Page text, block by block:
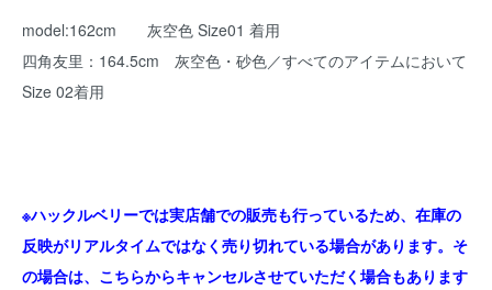
model:162cm 灰空色 Size01 着用
四角友里：164.5cm 灰空色・砂色／すべてのアイテムにおいて
Size 02着用
※ハックルベリーでは実店舗での販売も行っているため、在庫の
反映がリアルタイムではなく売り切れている場合があります。そ
の場合は、こちらからキャンセルさせていただく場合もあります